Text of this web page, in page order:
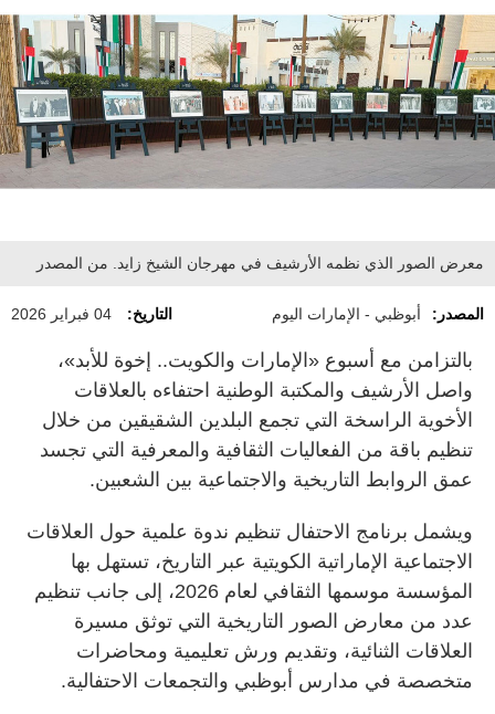
معرض الصور الذي نظمه الأرشيف في مهرجان الشيخ زايد. من المصدر
المصدر: أبوظبي - الإمارات اليوم التاريخ: 04 فبراير 2026
بالتزامن مع أسبوع «الإمارات والكويت.. إخوة للأبد»،
واصل الأرشيف والمكتبة الوطنية احتفاءه بالعلاقات
الأخوية الراسخة التي تجمع البلدين الشقيقين من خلال
تنظيم باقة من الفعاليات الثقافية والمعرفية التي تجسد
عمق الروابط التاريخية والاجتماعية بين الشعبين.
ويشمل برنامج الاحتفال تنظيم ندوة علمية حول العلاقات
الاجتماعية الإماراتية الكويتية عبر التاريخ، تستهل بها
المؤسسة موسمها الثقافي لعام 2026، إلى جانب تنظيم
عدد من معارض الصور التاريخية التي توثق مسيرة
العلاقات الثنائية، وتقديم ورش تعليمية ومحاضرات
متخصصة في مدارس أبوظبي والتجمعات الاحتفالية.